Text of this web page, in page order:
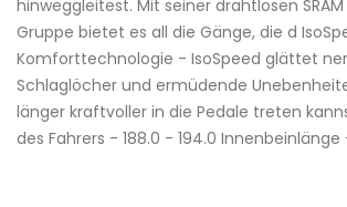
hinweggleitest. Mit seiner drahtlosen SRAM
Gruppe bietet es all die Gänge, die d
Komforttechnologie - IsoSpeed glättet
Schlaglöcher und ermüdende
länger kraftvoller in die Pedale treten
des Fahrers - 188.0 - 194.0 Innenbeinlänge